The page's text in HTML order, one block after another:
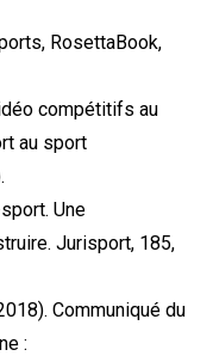
RosettaBook,
compétitifs au
au sport
Une
Jurisport, 185,
Communiqué du
: